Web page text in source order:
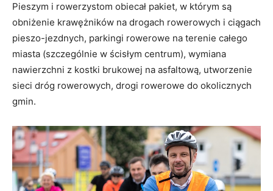
Pieszym i rowerzystom obiecał pakiet, w którym są
obniżenie krawężników na drogach rowerowych i ciągach
pieszo-jezdnych, parkingi rowerowe na terenie całego
miasta (szczególnie w ścisłym centrum), wymiana
nawierzchni z kostki brukowej na asfaltową, utworzenie
sieci dróg rowerowych, drogi rowerowe do okolicznych
gmin.